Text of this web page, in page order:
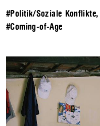
#Politik/Soziale Konflikte,
#Coming-of-Age